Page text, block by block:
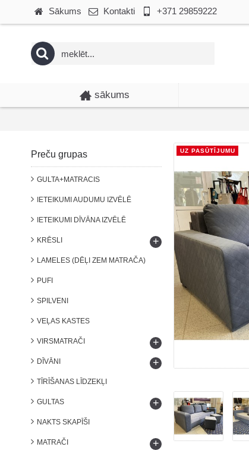
Sākums Kontakti +371 29859222
sākums
Preču grupas
GULTA+MATRACIS
IETEIKUMI AUDUMU IZVĒLĒ
IETEIKUMI DĪVĀNA IZVĒLĒ
KRĒSLI +
LAMELES (DĒĻI ZEM MATRAČA)
PUFI
SPILVENI
VEĻAS KASTES
VIRSMATRAČI +
DĪVĀNI +
TĪRĪŠANAS LĪDZEKĻI
GULTAS +
NAKTS SKAPĪŠI
MATRAČI +
UZ PASŪTĪJUMU